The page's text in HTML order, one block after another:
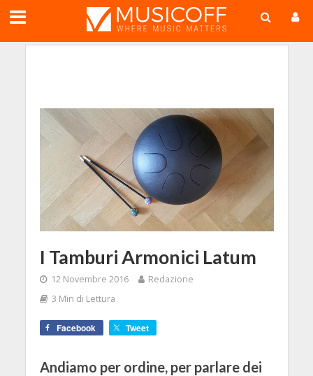
I Tamburi Armonici Latum
12 Novembre 2016
Redazione
3 Min di Lettura
Facebook Tweet
Andiamo per ordine, per parlare dei